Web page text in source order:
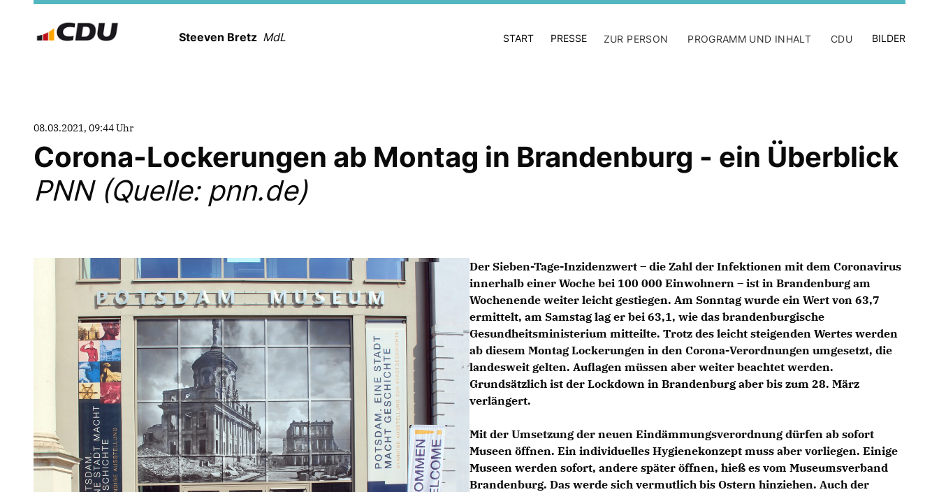
Steeven Bretz MdL START PRESSE ZUR PERSON PROGRAMM UND INHALT CDU BILDER
08.03.2021, 09:44 Uhr
Corona-Lockerungen ab Montag in Brandenburg - ein Überblick
PNN (Quelle: pnn.de)
Der Sieben-Tage-Inzidenzwert – die Zahl der Infektionen mit dem Coronavirus
innerhalb einer Woche bei 100 000 Einwohnern – ist in Brandenburg am
Wochenende weiter leicht gestiegen. Am Sonntag wurde ein Wert von 63,7
ermittelt, am Samstag lag er bei 63,1, wie das brandenburgische
Gesundheitsministerium mitteilte. Trotz des leicht steigenden Wertes werden
ab diesem Montag Lockerungen in den Corona-Verordnungen umgesetzt, die
landesweit gelten. Auflagen müssen aber weiter beachtet werden.
Grundsätzlich ist der Lockdown in Brandenburg aber bis zum 28. März
verlängert.
Mit der Umsetzung der neuen Eindämmungsverordnung dürfen ab sofort
Museen öffnen. Ein individuelles Hygienekonzept muss aber vorliegen. Einige
Museen werden sofort, andere später öffnen, hieß es vom Museumsverband
Brandenburg. Das werde sich vermutlich bis Ostern hinziehen. Auch der